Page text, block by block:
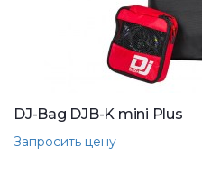
DJ-Bag DJB-K mini Plus
Запросить цену